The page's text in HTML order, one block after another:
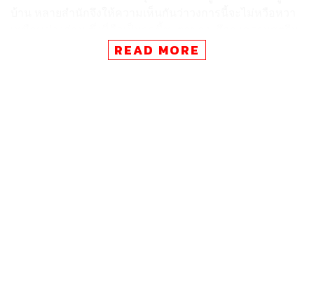
มิง’ อีกครั้ง ว่าสุดท้ายใครกันจะเป็นผู้กุมชัยชนะตัวจริง
READ MORE